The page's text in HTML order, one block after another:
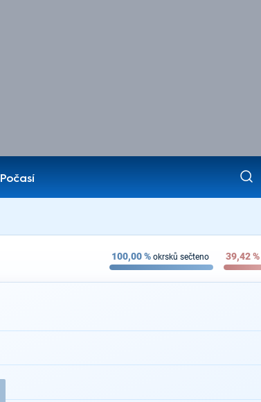
Počasí
100,00% okrsků sečteno 39,42%